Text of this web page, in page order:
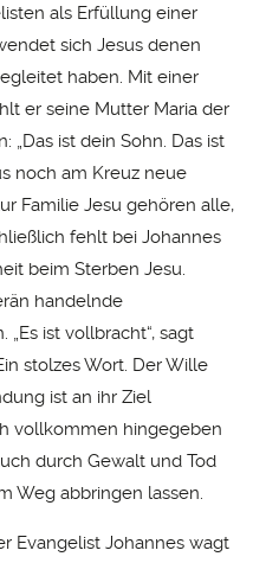
als Erfüllung einer
sich Jesus denen
haben. Mit einer
er seine Mutter Maria der
„Das ist dein Sohn. Das ist
noch am Kreuz neue
Familie Jesu gehören alle,
fehlt bei Johannes
beim Sterben Jesu.
handelnde
ist vollbracht“, sagt
stolzes Wort. Der Wille
ist an ihr Ziel
vollkommen hingegeben
durch Gewalt und Tod
Weg abbringen lassen.
Evangelist Johannes wagt